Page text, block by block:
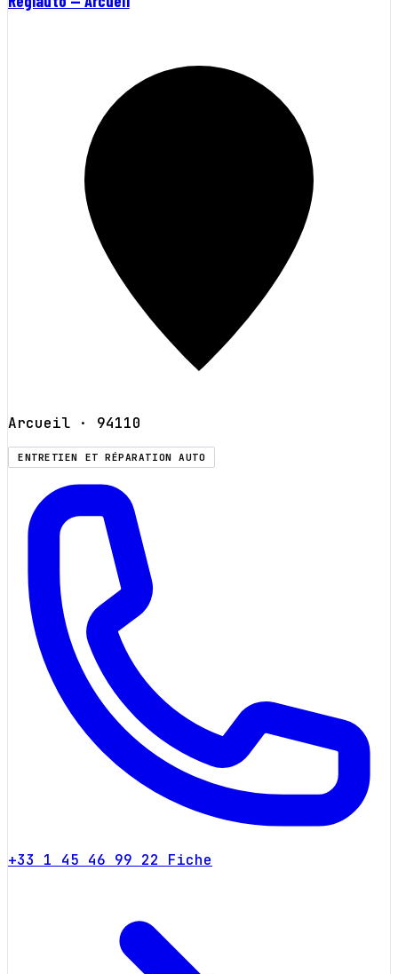
Arcueil · 94110
ENTRETIEN ET RÉPARATION AUTO
+33 1 45 46 99 22 Fiche